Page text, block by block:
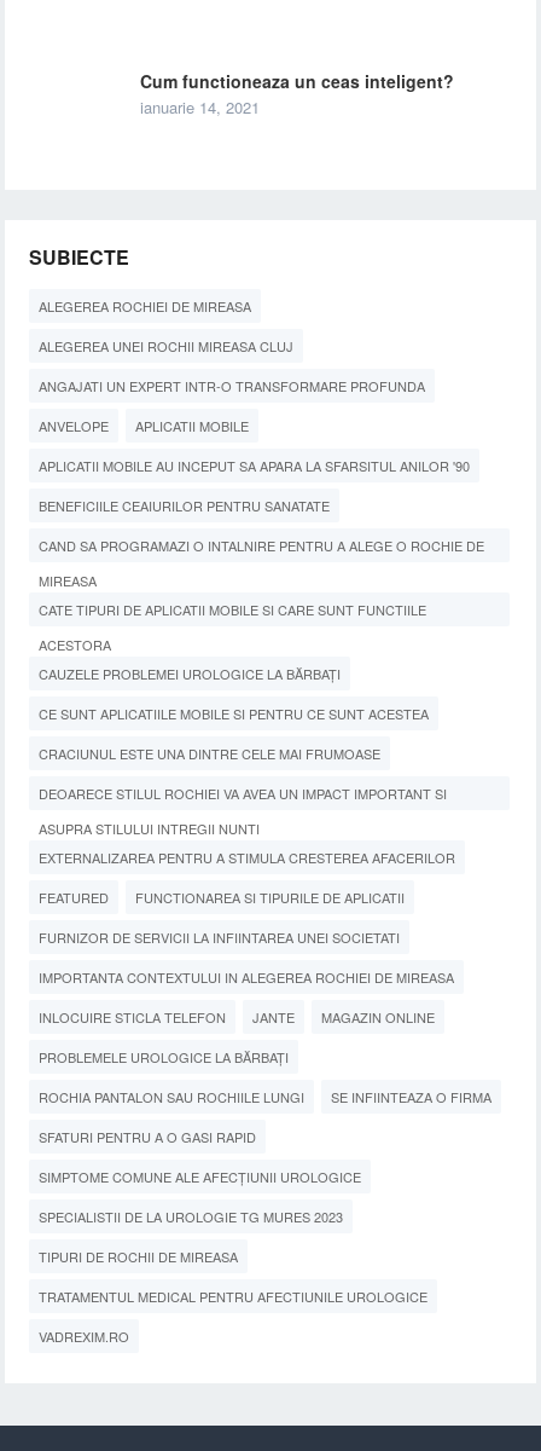
Cum functioneaza un ceas inteligent?
ianuarie 14, 2021
SUBIECTE
ALEGEREA ROCHIEI DE MIREASA
ALEGEREA UNEI ROCHII MIREASA CLUJ
ANGAJATI UN EXPERT INTR-O TRANSFORMARE PROFUNDA
ANVELOPE APLICATII MOBILE
APLICATII MOBILE AU INCEPUT SA APARA LA SFARSITUL ANILOR '90
BENEFICIILE CEAIURILOR PENTRU SANATATE
CAND SA PROGRAMAZI O INTALNIRE PENTRU A ALEGE O ROCHIE DE
MIREASA
CATE TIPURI DE APLICATII MOBILE SI CARE SUNT FUNCTIILE
ACESTORA
CAUZELE PROBLEMEI UROLOGICE LA BĂRBAȚI
CE SUNT APLICATIILE MOBILE SI PENTRU CE SUNT ACESTEA
CRACIUNUL ESTE UNA DINTRE CELE MAI FRUMOASE
DEOARECE STILUL ROCHIEI VA AVEA UN IMPACT IMPORTANT SI
ASUPRA STILULUI INTREGII NUNTI
EXTERNALIZAREA PENTRU A STIMULA CRESTEREA AFACERILOR
FEATURED FUNCTIONAREA SI TIPURILE DE APLICATII
FURNIZOR DE SERVICII LA INFIINTAREA UNEI SOCIETATI
IMPORTANTA CONTEXTULUI IN ALEGEREA ROCHIEI DE MIREASA
INLOCUIRE STICLA TELEFON JANTE MAGAZIN ONLINE
PROBLEMELE UROLOGICE LA BĂRBAȚI
ROCHIA PANTALON SAU ROCHIILE LUNGI SE INFIINTEAZA O FIRMA
SFATURI PENTRU A O GASI RAPID
SIMPTOME COMUNE ALE AFECȚIUNII UROLOGICE
SPECIALISTII DE LA UROLOGIE TG MURES 2023
TIPURI DE ROCHII DE MIREASA
TRATAMENTUL MEDICAL PENTRU AFECTIUNILE UROLOGICE
VADREXIM.RO